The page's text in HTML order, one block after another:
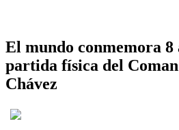
El mundo conmemora 8
partida física del
Chávez